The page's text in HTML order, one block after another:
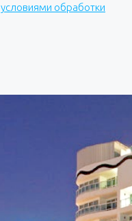
условиями обработки